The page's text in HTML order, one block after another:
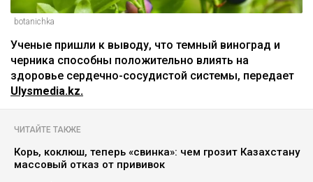
botanichka
Ученые пришли к выводу, что темный виноград и
черника способны положительно влиять на
здоровье сердечно-сосудистой системы, передает
Ulysmedia.kz.
ЧИТАЙТЕ ТАКЖЕ
Корь, коклюш, теперь «свинка»: чем грозит Казахстану
массовый отказ от прививок